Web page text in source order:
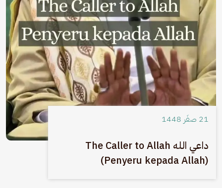
21 صفَر 1448
داعي الله The Caller to Allah
(Penyeru kepada Allah)